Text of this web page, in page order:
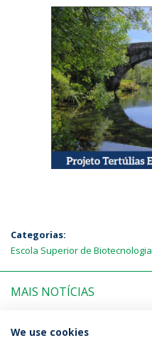
Categorias:
Escola Superior de Biotecnologia
MAIS NOTÍCIAS
PRÓXIMOS EVENTOS
We use cookies